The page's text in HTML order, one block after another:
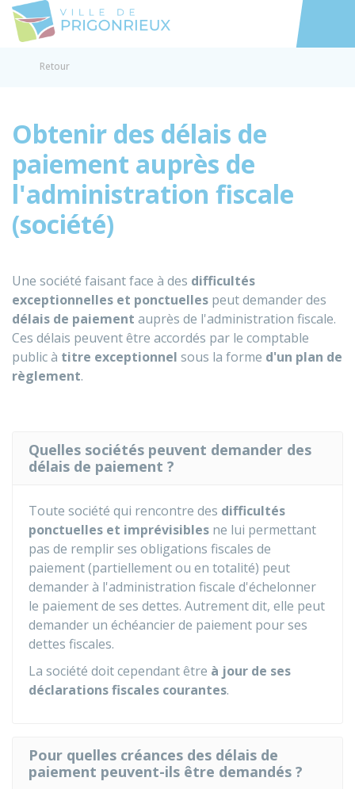
Accéder
Retour
Obtenir des délais de
paiement auprès de
l'administration fiscale
(société)
Une société faisant face à des difficultés
exceptionnelles et ponctuelles peut demander des
délais de paiement auprès de l'administration fiscale.
Ces délais peuvent être accordés par le comptable
public à titre exceptionnel sous la forme d'un plan de
règlement.
Quelles sociétés peuvent demander des
délais de paiement ?
Toute société qui rencontre des difficultés
ponctuelles et imprévisibles ne lui permettant
pas de remplir ses obligations fiscales de
paiement (partiellement ou en totalité) peut
demander à l'administration fiscale d'échelonner
le paiement de ses dettes. Autrement dit, elle peut
demander un échéancier de paiement pour ses
dettes fiscales.
La société doit cependant être à jour de ses
déclarations fiscales courantes.
Pour quelles créances des délais de
paiement peuvent-ils être demandés ?